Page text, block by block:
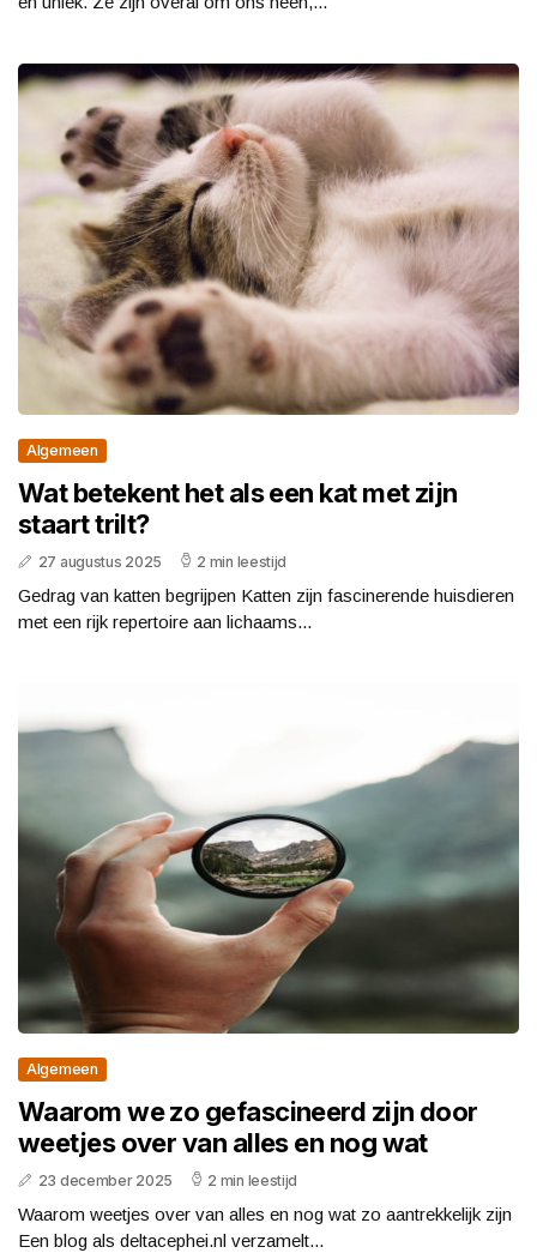
Algemeen
Wat betekent het als een kat met zijn
staart trilt?
27 augustus 2025 2 min leestijd
Gedrag van katten begrijpen Katten zijn fascinerende huisdieren
met een rijk repertoire aan lichaams...
Algemeen
Waarom we zo gefascineerd zijn door
weetjes over van alles en nog wat
23 december 2025 2 min leestijd
Waarom weetjes over van alles en nog wat zo aantrekkelijk zijn
Een blog als deltacephei.nl verzamelt...